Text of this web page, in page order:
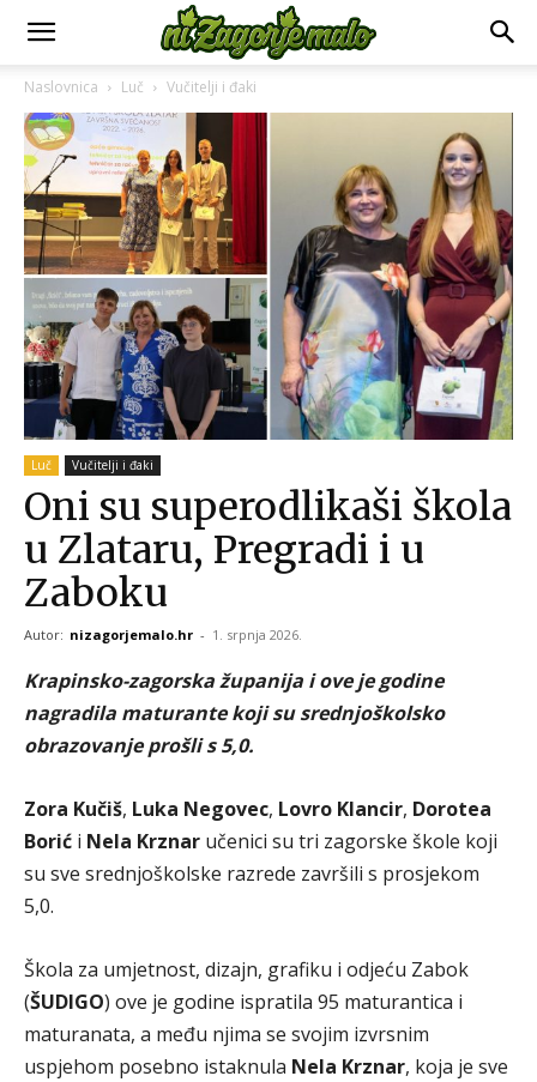
Naslovnica Luč Vučitelji i đaki
Luč Vučitelji i đaki
Oni su superodlikaši škola
u Zlataru, Pregradi i u
Zaboku
Autor: nizagorjemalo.hr - 1. srpnja 2026.
Krapinsko-zagorska županija i ove je godine
nagradila maturante koji su srednjoškolsko
obrazovanje prošli s 5,0.
Zora Kučiš, Luka Negovec, Lovro Klancir, Dorotea
Borić i Nela Krznar učenici su tri zagorske škole koji
su sve srednjoškolske razrede završili s prosjekom
5,0.
Škola za umjetnost, dizajn, grafiku i odjeću Zabok
(ŠUDIGO) ove je godine ispratila 95 maturantica i
maturanata, a među njima se svojim izvrsnim
uspjehom posebno istaknula Nela Krznar, koja je sve